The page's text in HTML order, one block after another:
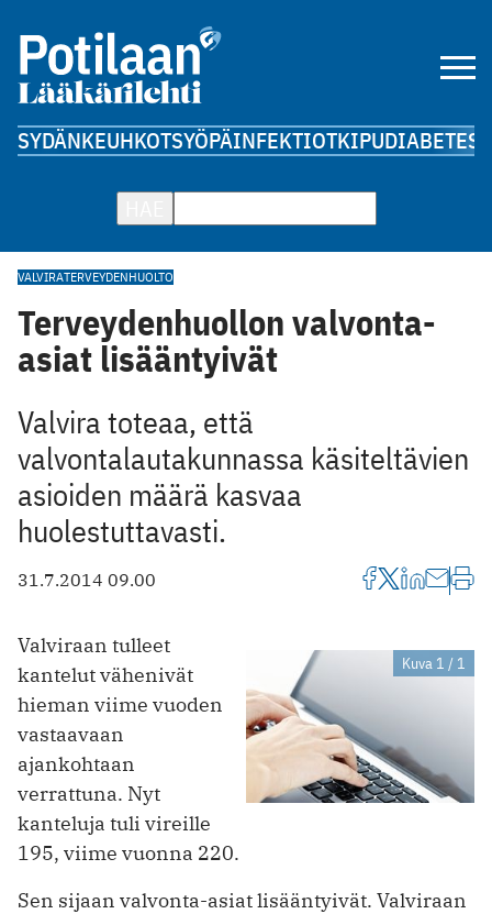
SYDÄNKEUHKOTSYÖPÄINFEKTIOTKIPUDIABETES
VALVIRATERVEYDENHUOLTO
Terveydenhuollon valvonta-
asiat lisääntyivät
Valvira toteaa, että
valvontalautakunnassa käsiteltävien
asioiden määrä kasvaa
huolestuttavasti.
31.7.2014 09.00
Kuva 1 / 1
Valviraan tulleet
kantelut vähenivät
hieman viime vuoden
vastaavaan
ajankohtaan
verrattuna. Nyt
kanteluja tuli vireille
195, viime vuonna 220.
Sen sijaan valvonta-asiat lisääntyivät. Valviraan